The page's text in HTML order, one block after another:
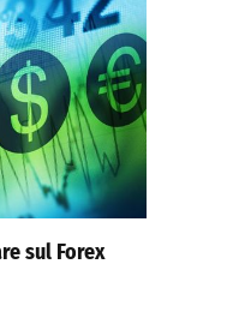
sul Forex